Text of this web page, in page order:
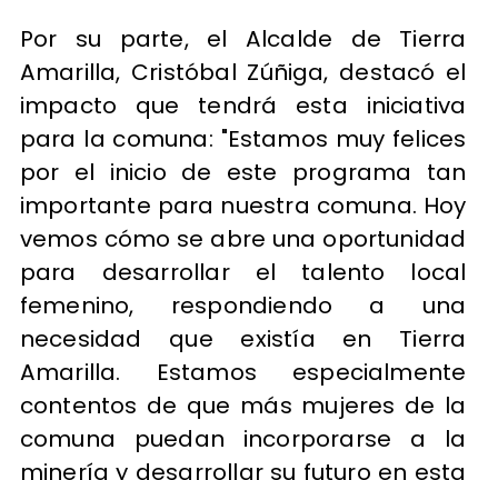
Por su parte, el Alcalde de Tierra
Amarilla, Cristóbal Zúñiga, destacó el
impacto que tendrá esta iniciativa
para la comuna: "Estamos muy felices
por el inicio de este programa tan
importante para nuestra comuna. Hoy
vemos cómo se abre una oportunidad
para desarrollar el talento local
femenino, respondiendo a una
necesidad que existía en Tierra
Amarilla. Estamos especialmente
contentos de que más mujeres de la
comuna puedan incorporarse a la
minería y desarrollar su futuro en esta